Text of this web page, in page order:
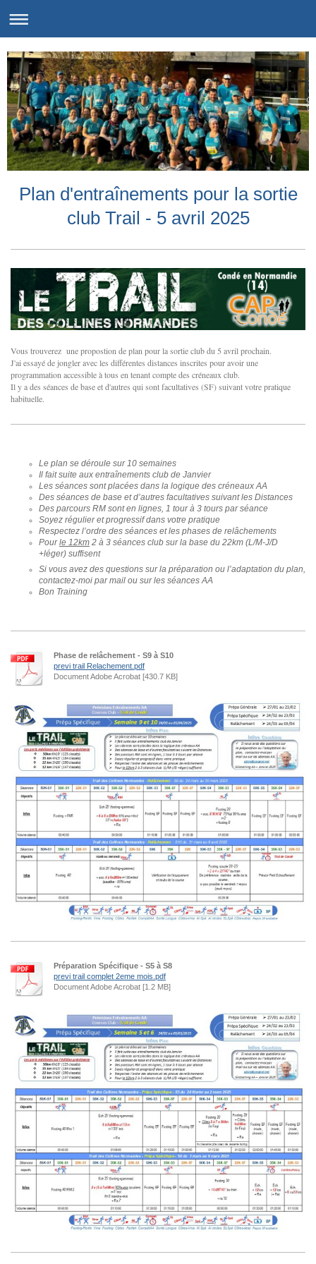
Plan d'entraînements pour la sortie
club Trail - 5 avril 2025
Vous trouverez une propostion de plan pour la sortie club du 5 avril prochain.
J'ai essayé de jongler avec les différentes distances inscrites pour avoir une
programmation accessible à tous en tenant compte des créneaux club.
Il y a des séances de base et d'autres qui sont facultatives (SF) suivant votre pratique
habituelle.
Le plan se déroule sur 10 semaines
Il fait suite aux entraînements club de Janvier
Les séances sont placées dans la logique des créneaux AA
Des séances de base et d’autres facultatives suivant les Distances
Des parcours RM sont en lignes, 1 tour à 3 tours par séance
Soyez régulier et progressif dans votre pratique
Respectez l’ordre des séances et les phases de relâchements
Pourle 12km 2 à 3 séances club sur la base du 22km (L/M-J/D
+léger) suffisent
Si vous avez des questions sur la préparation ou l’adaptation du plan,
contactez-moi par mail ou sur les séances AA
Bon Training
Phase de relâchement - S9 à S10
previ trail Relachement.pdf
Document Adobe Acrobat [430.7 KB]
Préparation Spécifique - S5 à S8
previ trail complet 2eme mois.pdf
Document Adobe Acrobat [1.2 MB]